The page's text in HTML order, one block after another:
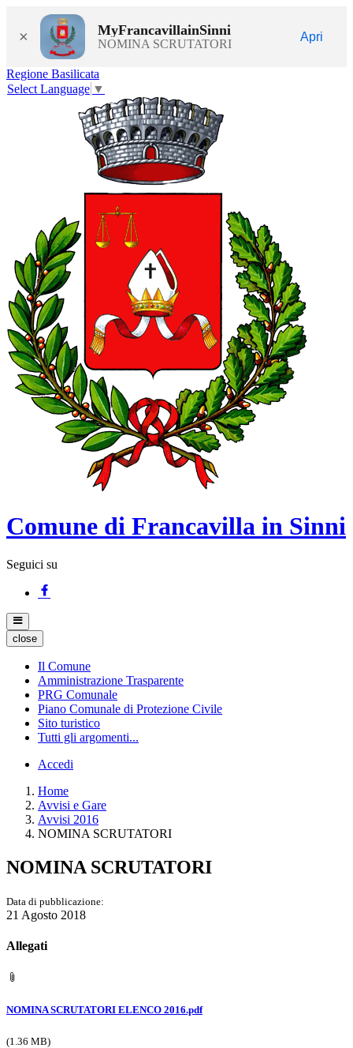
× MyFrancavillainSinni
NOMINA SCRUTATORI
Apri
Regione Basilicata
Select Language ▼
Comune di Francavilla in Sinni
Seguici su
close
Il Comune
Amministrazione Trasparente
PRG Comunale
Piano Comunale di Protezione Civile
Sito turistico
Tutti gli argomenti...
Accedi
Home
Avvisi e Gare
Avvisi 2016
NOMINA SCRUTATORI
NOMINA SCRUTATORI
Data di pubblicazione:
21 Agosto 2018
Allegati
NOMINA SCRUTATORI ELENCO 2016.pdf
(1.36 MB)